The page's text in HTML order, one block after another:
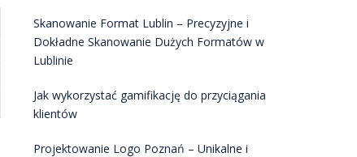
Skanowanie Format Lublin – Precyzyjne i
Dokładne Skanowanie Dużych Formatów w
Lublinie
Jak wykorzystać gamifikację do przyciągania
klientów
Projektowanie Logo Poznań – Unikalne i